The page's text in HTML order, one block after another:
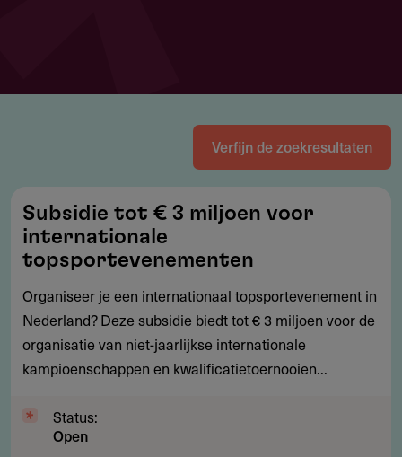
Verfijn de zoekresultaten
tot
€
3
miljoen
voor
internationale
topsportevenementen
Subsidie tot € 3 miljoen voor
internationale
topsportevenementen
Organiseer je een internationaal topsportevenement in
Nederland? Deze subsidie biedt tot € 3 miljoen voor de
organisatie van niet-jaarlijkse internationale
kampioenschappen en kwalificatietoernooien...
Status:
Open